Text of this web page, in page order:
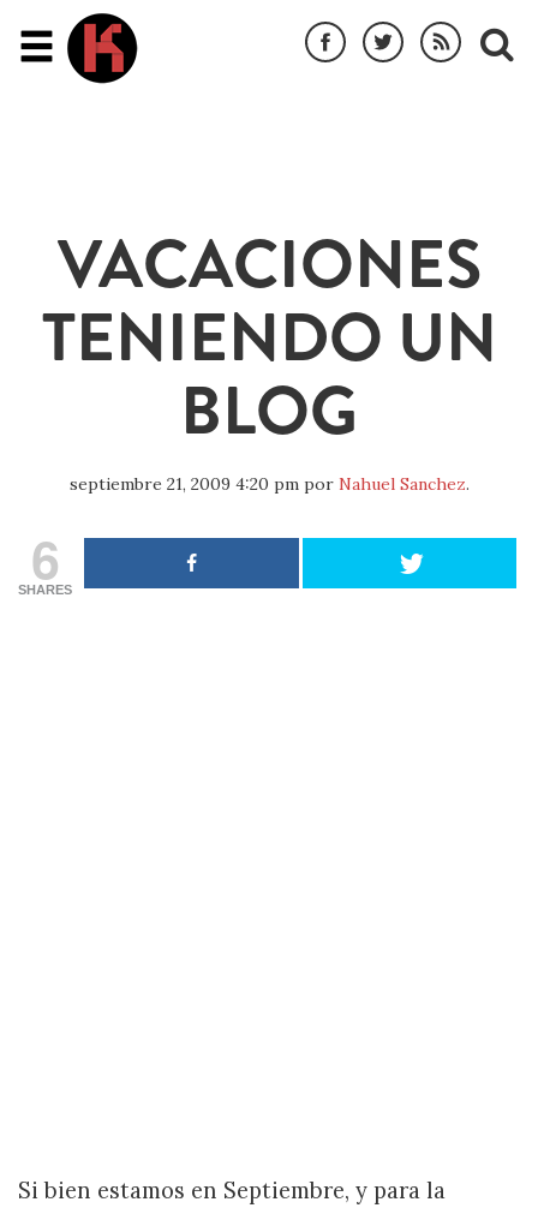
VACACIONES
TENIENDO UN
BLOG
septiembre 21, 2009 4:20 pmpor Nahuel Sanchez.
6
SHARES
Si bien estamos en Septiembre, y para la